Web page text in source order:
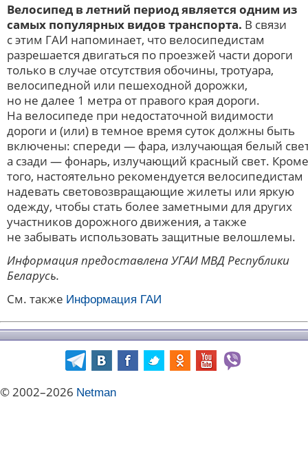
Велосипед в летний период является одним из
самых популярных видов транспорта. В связи
с этим ГАИ напоминает, что велосипедистам
разрешается двигаться по проезжей части дороги
только в случае отсутствия обочины, тротуара,
велосипедной или пешеходной дорожки,
но не далее 1 метра от правого края дороги.
На велосипеде при недостаточной видимости
дороги и (или) в темное время суток должны быть
включены: спереди — фара, излучающая белый
а сзади — фонарь, излучающий красный свет. Кроме
того, настоятельно рекомендуется велосипедистам
надевать световозвращающие жилеты или яркую
одежду, чтобы стать более заметными для других
участников дорожного движения, а также
не забывать использовать защитные велошлемы.
Информация предоставлена УГАИ МВД Республики
Беларусь.
См. также Информация ГАИ
© 2002–2026 Netman